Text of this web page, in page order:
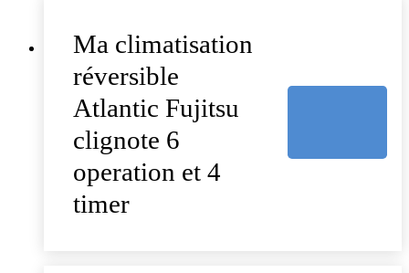
Ma climatisation
réversible
Atlantic Fujitsu
clignote 6
operation et 4
timer